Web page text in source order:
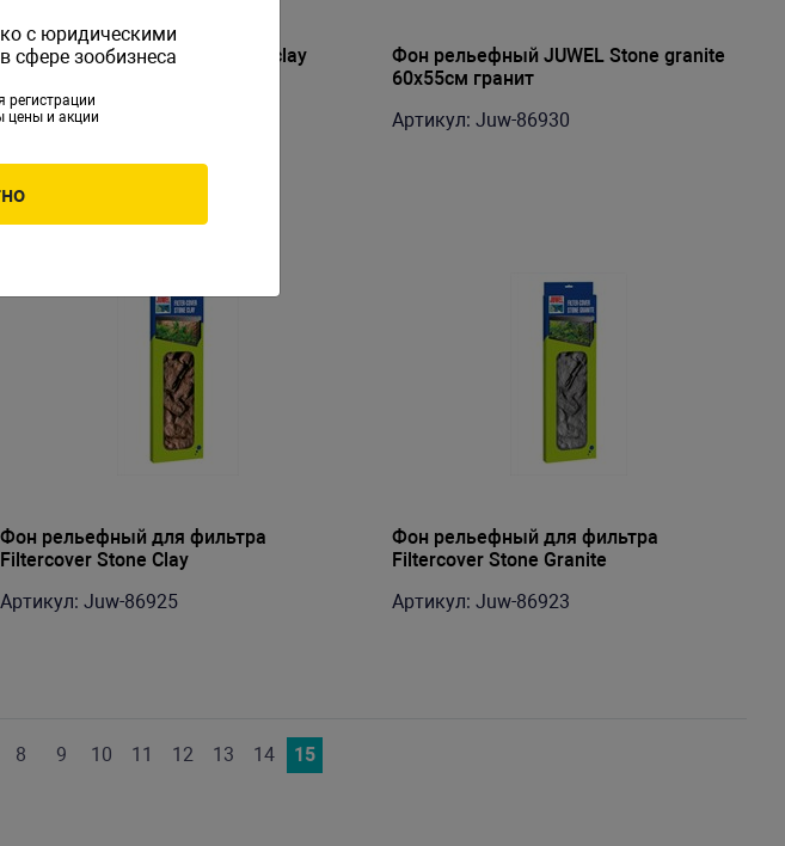
Фон рельефный JUWEL Stone clay
Артикул: Juw-86932
Фон рельефный JUWEL Stone granite
60x55см гранит
Артикул: Juw-86930
Фон рельефный для фильтра
Filtercover Stone Clay
Артикул: Juw-86925
Фон рельефный для фильтра
Filtercover Stone Granite
Артикул: Juw-86923
8 9 10 11 12 13 14 15
с юридическими
зообизнеса
регистрации
цены и акции